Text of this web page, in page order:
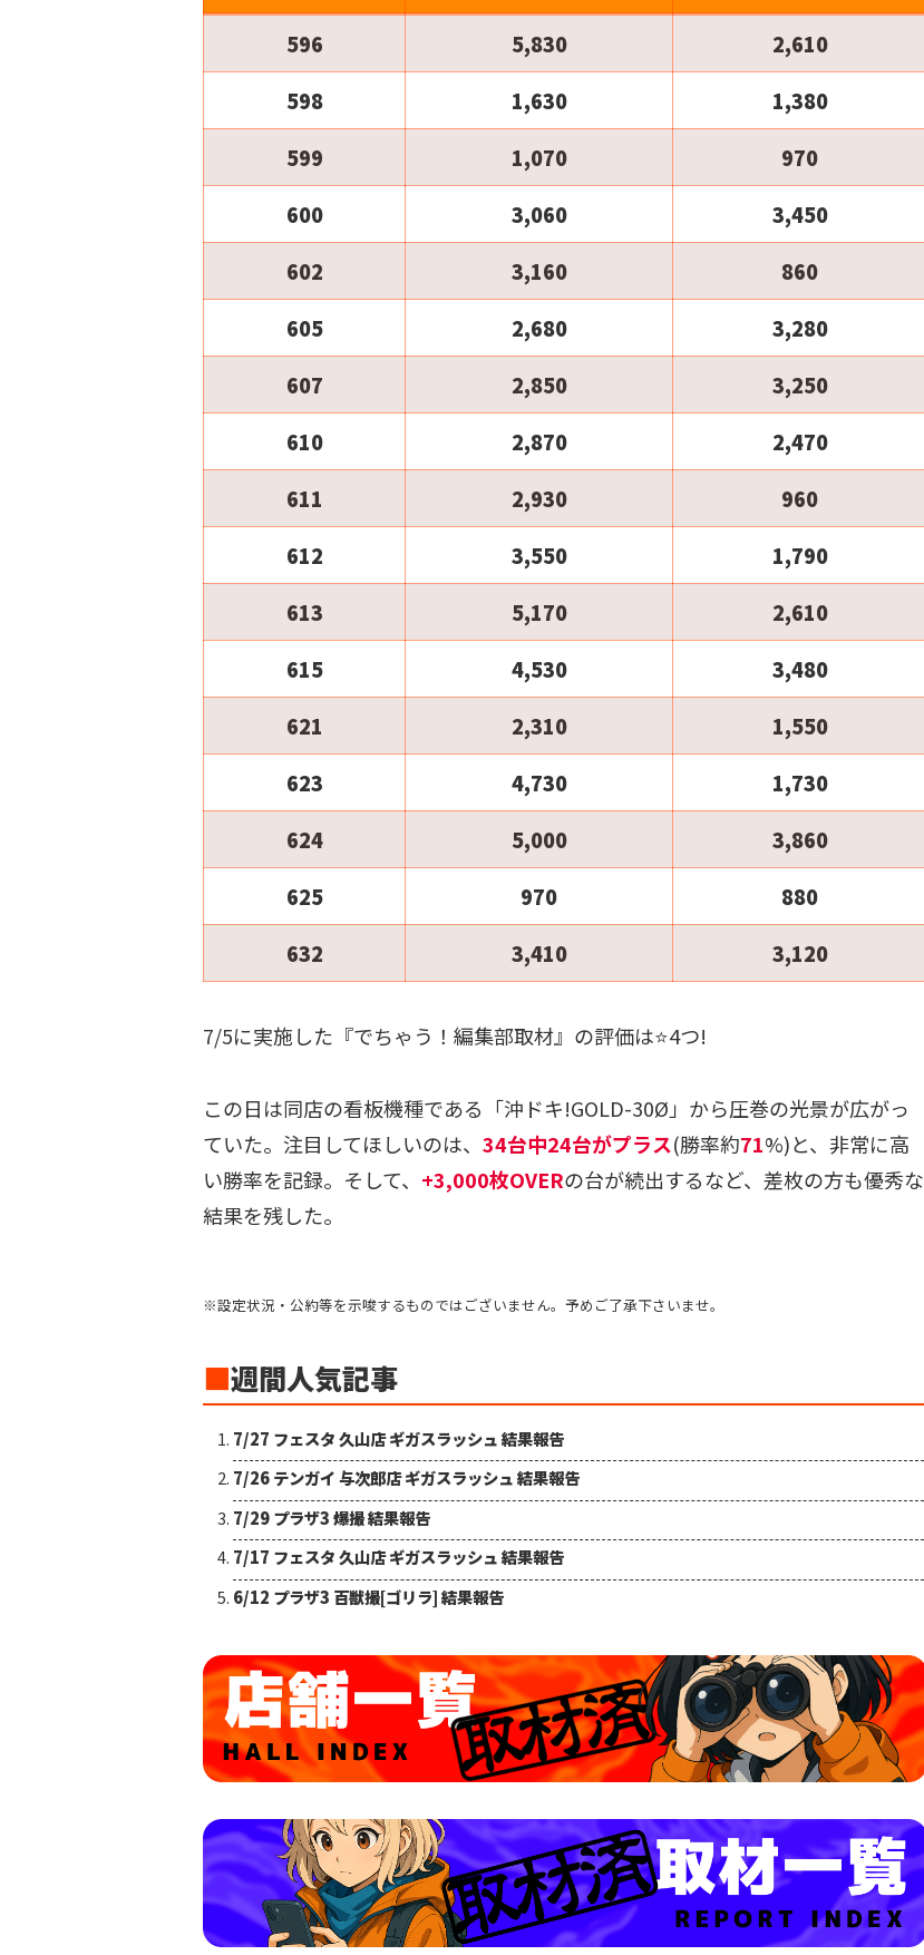
596 5,830
2,610
598
1,630
1,380
599
1,070
970
600
3,060
3,450
602
3,160
860
605
2,680
3,280
607
2,850
3,250
610
2,870
2,470
611
2,930
960
612
3,550
1,790
613
5,170
2,610
615
4,530
3,480
621
2,310
1,550
623
4,730
1,730
624
5,000
3,860
625
970
880
632
3,410 3,120
7/5に実施した『でちゃう！編集部取材』の評価は⭐️4つ!
この日は同店の看板機種である「沖ドキ!GOLD-30Ø」から圧巻の光景が広がっ
ていた。注目してほしいのは、 34台中24台がプラス(勝率約71%)と、非常に高
い勝率を記録。そして、 +3,000枚OVERの台が続出するなど、差枚の方も優秀な
結果を残した。
※設定状況・公約等を示唆するものではございません。予めご了承下さいませ。
■週間人気記事
7/27 フェスタ 久山店 ギガスラッシュ 結果報告
7/26 テンガイ 与次郎店 ギガスラッシュ 結果報告
7/29 プラザ3 爆撮 結果報告
7/17 フェスタ 久山店 ギガスラッシュ 結果報告
6/12 プラザ3 百獣撮[ゴリラ] 結果報告